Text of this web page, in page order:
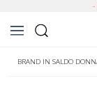
-
BRAND IN SALDO